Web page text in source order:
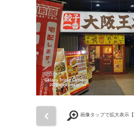
画像タップで拡大表示【